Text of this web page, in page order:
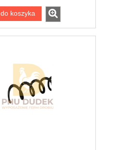
do koszyka